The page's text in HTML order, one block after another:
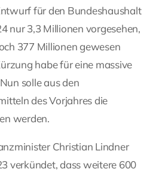
für den Bundeshaushalt
nur 3,3 Millionen vorgesehen,
377 Millionen gewesen
habe für eine massive
solle aus den
des Vorjahres die
werden.
Christian Lindner
verkündet, dass weitere 600